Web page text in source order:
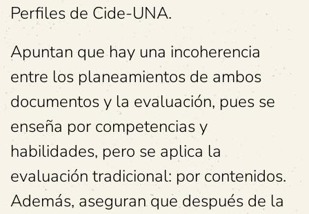
Perfiles de Cide-UNA.
Apuntan que hay una incoherencia
entre los planeamientos de ambos
documentos y la evaluación, pues se
enseña por competencias y
habilidades, pero se aplica la
evaluación tradicional: por contenidos.
Además, aseguran que después de la